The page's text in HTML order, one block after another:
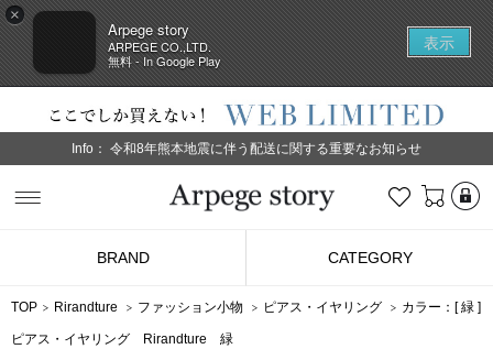
×
Arpege story
ARPEGE CO.,LTD.
無料 - In Google Play
表示
Info： 令和8年熊本地震に伴う配送に関する重要なお知らせ
お気に入り
BRAND CATEGORY
TOP Rirandture ファッション小物 ピアス・イヤリング カラー：[緑 ]
ピアス・イヤリング Rirandture 緑